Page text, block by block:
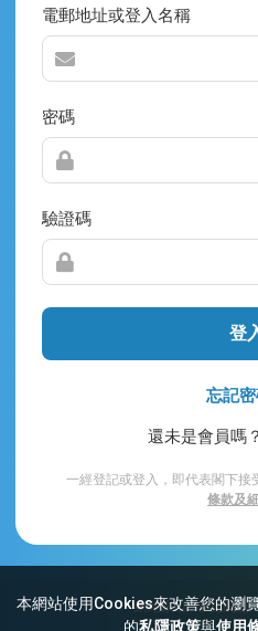
本網站使用Cookies來改善您的瀏
的私隱政策與使用
電郵地址或登入名稱
密碼
驗證碼
登
忘記密
還未是會員嗎？
一經登記或登入，即代表閣下
條款及
網站索引 常見問題